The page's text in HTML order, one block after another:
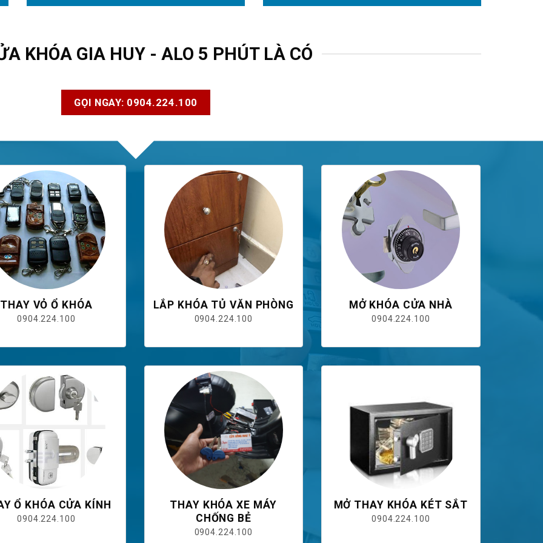
KHÓA GIA HUY - ALO 5 PHÚT LÀ CÓ
GỌI NGAY: 0904.224.100
THAY VỎ Ổ KHÓA
0904.224.100
LẮP KHÓA TỦ VĂN PHÒNG
0904.224.100
MỞ KHÓA CỬA NHÀ
0904.224.100
Ổ KHÓA CỬA KÍNH
0904.224.100
THAY KHÓA XE MÁY
CHỐNG BẺ
0904.224.100
MỞ THAY KHÓA KÉT SẮT
0904.224.100